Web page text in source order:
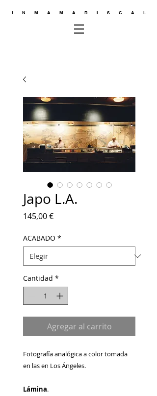
INMAMARISCAL
Japo L.A.
145,00 €Precio
ACABADO *
Cantidad *
Agregar al carrito
Fotografía analógica a color tomada
en las en Los Ángeles.
Lámina.